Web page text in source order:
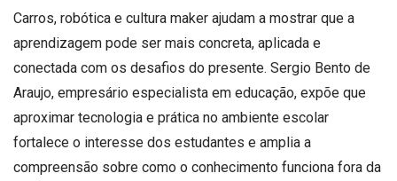
Carros, robótica e cultura maker ajudam a mostrar que a
aprendizagem pode ser mais concreta, aplicada e
conectada com os desafios do presente. Sergio Bento de
Araujo, empresário especialista em educação, expõe que
aproximar tecnologia e prática no ambiente escolar
fortalece o interesse dos estudantes e amplia a
compreensão sobre como o conhecimento funciona fora da